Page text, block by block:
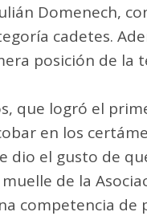
Domenech,
cadetes.
posición de la
que logró el
en los
dio el gusto de
de la
competencia de